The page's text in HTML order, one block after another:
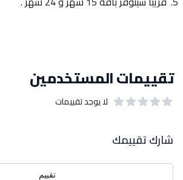
تقييمات المستخدمين
لا يوجد تقييمات
شارك تقييمك
تقييم